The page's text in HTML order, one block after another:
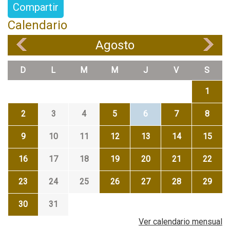
Compartir
Calendario
Agosto
D L M M J V S
1
2 3 4 5 6 7 8
9 10 11 12 13 14 15
16 17 18 19 20 21 22
23 24 25 26 27 28 29
30
31
Ver calendario mensual